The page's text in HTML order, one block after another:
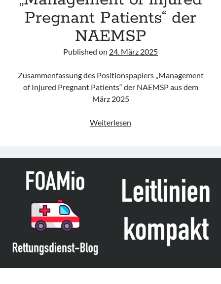
Pregnant Patients“ der
NAEMSP
Published on 24. März 2025
Zusammenfassung des Positionspapiers „Management
of Injured Pregnant Patients“ der NAEMSP aus dem
März 2025
Weiterlesen
injured
Patients“
der
NAEMSP